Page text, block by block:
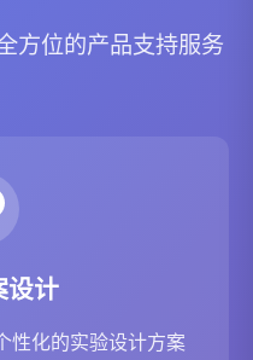
方位的产品支持服务
设计
性化的实验设计方案